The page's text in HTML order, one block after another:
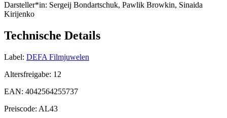
Darsteller*in: Sergeij Bondartschuk, Pawlik Browkin, Sinaida
Kirijenko
Technische Details
Label: DEFA Filmjuwelen
Altersfreigabe: 12
EAN: 4042564255737
Preiscode: AL43